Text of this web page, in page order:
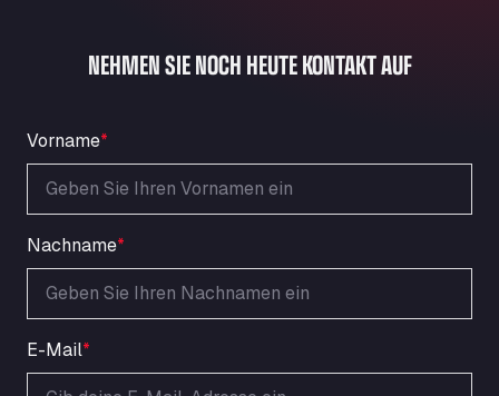
Oppelner Str. 1, 31167
ARAL Autohof Preis
Schellweilerstraße 1, 66871
ARAL Tankstelle - XXL Truckwash.de
GmbH
Ardleigh South Services
a120 westbound, CO77SL
Area 47 Hermanos Rico
Autovia A4 km 47, 28300
NEHMEN SIE NOCH HEUTE KONTAKT AUF
Vorname*
Nachname*
E-Mail*